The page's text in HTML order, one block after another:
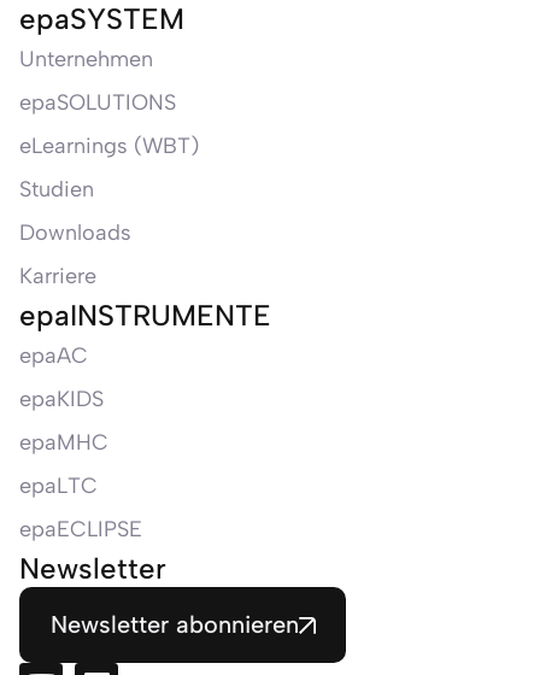
epaSYSTEM
Unternehmen
epaSOLUTIONS
eLearnings (WBT)
Studien
Downloads
Karriere
epaINSTRUMENTE
epaAC
epaKIDS
epaMHC
epaLTC
epaECLIPSE
Newsletter
Newsletter abonnieren